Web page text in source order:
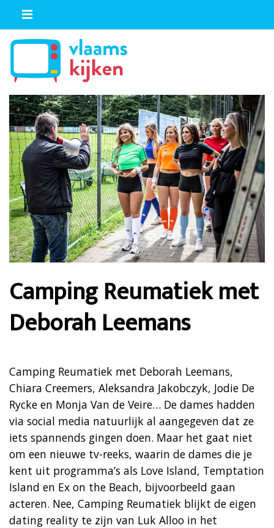
Camping Reumatiek met
Deborah Leemans
Camping Reumatiek met Deborah Leemans,
Chiara Creemers, Aleksandra Jakobczyk, Jodie De
Rycke en Monja Van de Veire… De dames hadden
via social media natuurlijk al aangegeven dat ze
iets spannends gingen doen. Maar het gaat niet
om een nieuwe tv-reeks, waarin de dames die je
kent uit programma’s als Love Island, Temptation
Island en Ex on the Beach, bijvoorbeeld gaan
acteren. Nee, Camping Reumatiek blijkt de eigen
dating reality te zijn van Luk Alloo in het